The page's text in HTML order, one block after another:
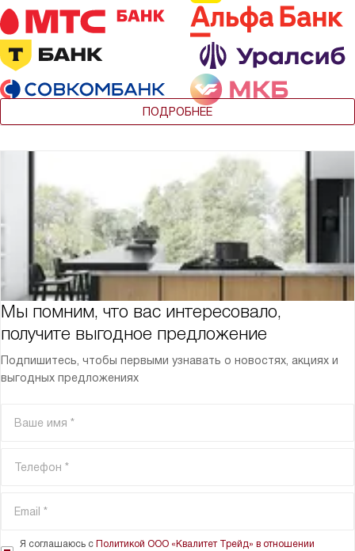
ПОДРОБНЕЕ
Мы помним, что вас интересовало,
получите выгодное предложение
Подпишитесь, чтобы первыми узнавать о новостях, акциях и
выгодных предложениях
Я соглашаюсь с Политикой ООО «Квалитет Трейд» в отношении